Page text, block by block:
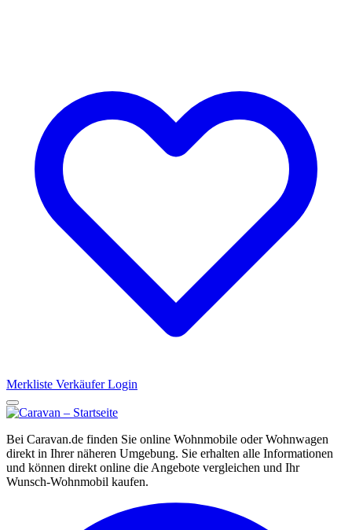
Merkliste Verkäufer Login
Bei Caravan.de finden Sie online Wohnmobile oder Wohnwagen
direkt in Ihrer näheren Umgebung. Sie erhalten alle Informationen
und können direkt online die Angebote vergleichen und Ihr
Wunsch-Wohnmobil kaufen.